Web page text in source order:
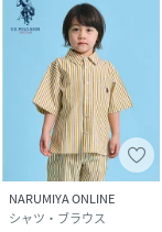
NARUMIYA ONLINE
シャツ・ブラウス